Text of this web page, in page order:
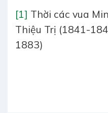
[1] Thời các vua
Thiệu Trị (1841-
1883)